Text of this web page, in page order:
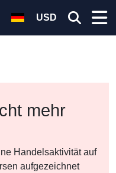
USD
mehr
Handelsaktivität auf
aufgezeichnet